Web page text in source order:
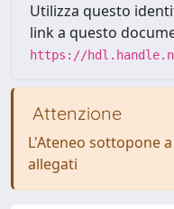
Utilizza questo
link a questo
https://
Attenzione
L'Ateneo sottopone
allegati